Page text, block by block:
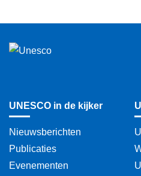
internationale
fust
archieven en
UNESCO in de kijker
Nieuwsberichten
Publicaties
Evenementen